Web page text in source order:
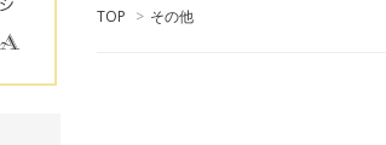
TOP > その他